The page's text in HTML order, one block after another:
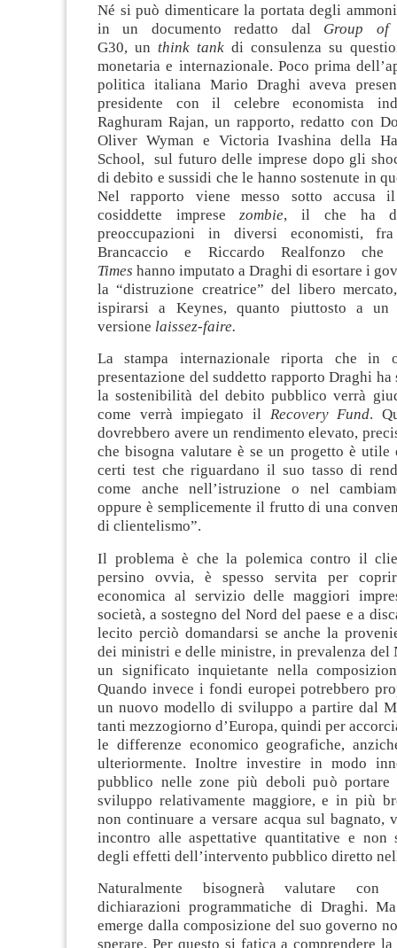
Né si può dimenticare la portata degli
in un documento redatto dal Group
G30, un think tank di consulenza su
monetaria e internazionale. Poco prima
politica italiana Mario Draghi aveva
presidente con il celebre economista
Raghuram Rajan, un rapporto, redatto con
Oliver Wyman e Victoria Ivashina della
School, sul futuro delle imprese dopo gli
di debito e sussidi che le hanno sostenute in
Nel rapporto viene messo sotto accusa
cosiddette impresezombie, il che ha
preoccupazioni in diversi economisti,
Brancaccio e Riccardo Realfonzo
Times hanno imputato a Draghi di esortare i
la “distruzione creatrice” del libero
ispirarsi a Keynes, quanto piuttosto a un
versione laissez-faire.
La stampa internazionale riporta che in
presentazione del suddetto rapporto Draghi
la sostenibilità del debito pubblico verrà
come verrà impiegato il Recovery Fund.
dovrebbero avere un rendimento elevato,
che bisogna valutare è se un progetto è utile
certi test che riguardano il suo tasso di
come anche nell’istruzione o nel
oppure è semplicemente il frutto di una
di clientelismo”.
Il problema è che la polemica contro il
persino ovvia, è spesso servita per
economica al servizio delle maggiori
società, a sostegno del Nord del paese e a
lecito perciò domandarsi se anche la
dei ministri e delle ministre, in prevalenza del
un significato inquietante nella
Quando invece i fondi europei potrebbero
un nuovo modello di sviluppo a partire dal
tanti mezzogiorno d’Europa, quindi per
le differenze economico geografiche,
ulteriormente. Inoltre investire in modo
pubblico nelle zone più deboli può
sviluppo relativamente maggiore, e in più
non continuare a versare acqua sul bagnato,
incontro alle aspettative quantitative e non
degli effetti dell’intervento pubblico diretto
Naturalmente bisognerà valutare con
dichiarazioni programmatiche di Draghi.
emerge dalla composizione del suo governo
sperare. Per questo si fatica a comprendere